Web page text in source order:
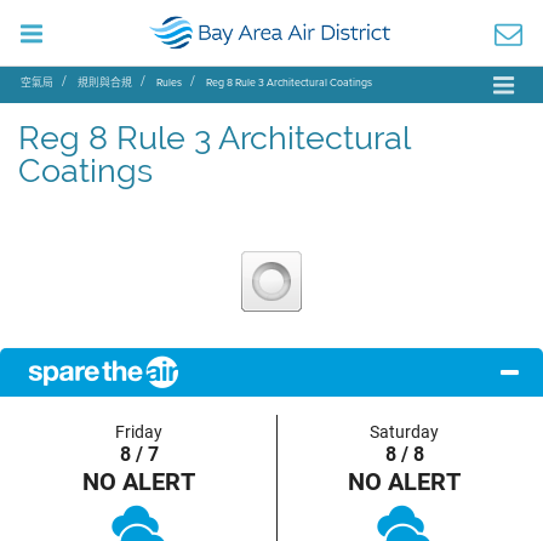
空氣局 規則與合規 Rules Reg 8 Rule 3 Architectural Coatings
Reg 8 Rule 3 Architectural
Coatings
Friday
8 / 7
NO ALERT
Saturday
8 / 8
NO ALERT